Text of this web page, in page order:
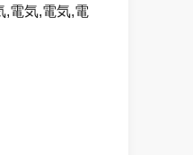
,電気,電気,電